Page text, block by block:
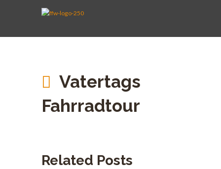
Vatertags
Fahrradtour
Related Posts